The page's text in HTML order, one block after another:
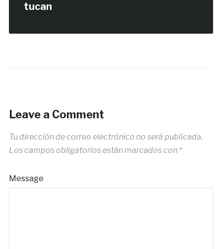
tucan
Leave a Comment
Tu dirección de correo electrónico no será publicada.
Los campos obligatorios están marcados con *
Message